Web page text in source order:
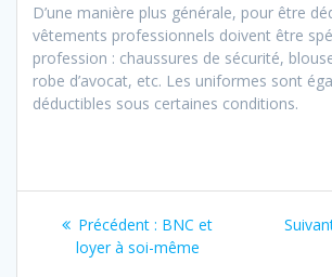
D’une manière plus générale, pour être
vêtements professionnels doivent être
profession : chaussures de sécurité,
robe d’avocat, etc. Les uniformes sont
déductibles sous certaines conditions.
Navigation
Précédent : Article
précédent
BNC et
loyer à soi-même